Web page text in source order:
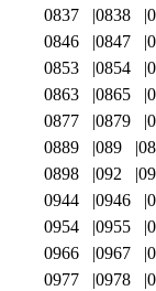
0837
0838
0846
0847
0853
0854
0863
0865
0877
0879
0889
089
0898
092
0944
0946
0954
0955
0966
0967
0977
0978